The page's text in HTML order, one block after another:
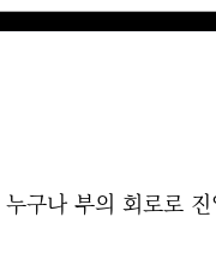
누구나 부의 회로로